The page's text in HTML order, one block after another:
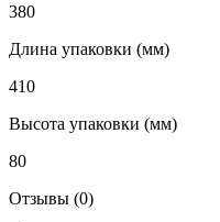
380
Длина упаковки (мм)
410
Высота упаковки (мм)
80
Отзывы (0)